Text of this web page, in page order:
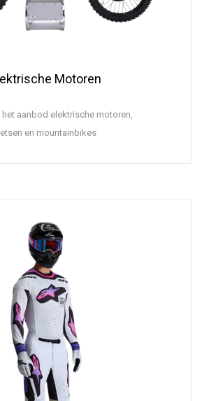
ktrische Motoren
het aanbod elektrische motoren,
en mountainbikes